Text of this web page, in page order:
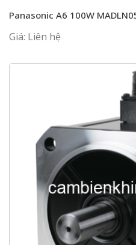
Panasonic A6 100W
Giá: Liên hệ